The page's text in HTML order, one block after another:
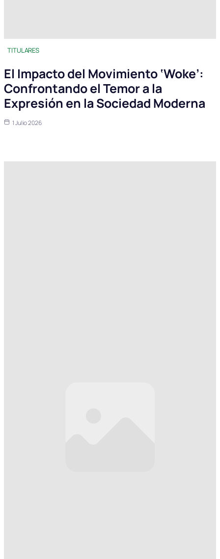
TITULARES
El Impacto del Movimiento ‘Woke’:
Confrontando el Temor a la
Expresión en la Sociedad Moderna
1 Julio 2026